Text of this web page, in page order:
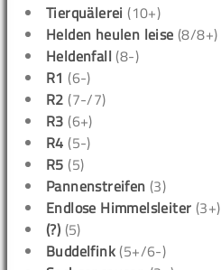
Tierquälerei (10+)
Helden heulen leise (8/8+)
Heldenfall (8-)
R1 (6-)
R2 (7-/7)
R3 (6+)
R4 (5-)
R5 (5)
Pannenstreifen (3)
Endlose Himmelsleiter (3+)
(?) (5)
Buddelfink (5+/6-)